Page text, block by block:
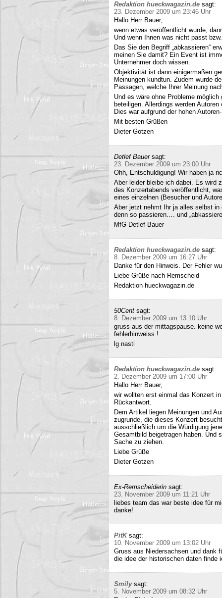
Redaktion hueckwagazin.de sagt:
23. Dezember 2009 um 23:46 Uhr
Hallo Herr Bauer,
wenn etwas veröffentlicht wurde,
Und wenn Ihnen was nicht passt
Das Sie den Begriff „abkassieren“
meinen Sie damit? Ein Event ist
Unternehmer doch wissen.
Objektivität ist dann einigermaßen
Meinungen kundtun. Zudem wurde
Passagen, welche Ihrer Meinung
Und es wäre ohne Probleme
beteiligen. Allerdings werden
Dies war aufgrund der hohen
Mit besten Grüßen
Dieter Gotzen
Detlef Bauer sagt:
23. Dezember 2009 um 23:00 Uhr
Ohh, Entschuldigung! Wir haben ja
Aber leider bleibe ich dabei. Es wird
des Konzertabends veröffentlicht,
eines einzelnen (Besucher und
Aber jetzt nehmt Ihr ja alles selbst
denn so passieren…. und
MfG Detlef Bauer
Redaktion hueckwagazin.de sagt:
8. Dezember 2009 um 16:27 Uhr
Danke für den Hinweis. Der Fehler
Liebe Grüße nach Remscheid
Redaktion hueckwagazin.de
50Cent sagt:
8. Dezember 2009 um 13:10 Uhr
gruss aus der mittagspause. keine
fehlerhinweiss !
lg nasti
Redaktion hueckwagazin.de sagt:
2. Dezember 2009 um 17:00 Uhr
Hallo Herr Bauer,
wir wollten erst einmal das Konzert
Rückantwort.
Dem Artikel liegen Meinungen und
zugrunde, die dieses Konzert
ausschließlich um die Würdigung
Gesamtbild beigetragen haben. Und
Sache zu ziehen.
Liebe Grüße
Dieter Gotzen
Ex-Remscheiderin sagt:
23. November 2009 um 11:21 Uhr
liebes team das war beste idee für
danke!
PitK sagt:
10. November 2009 um 13:02 Uhr
Gruss aus Niedersachsen und dank
die idee der historischen daten finde
Smily sagt:
5. November 2009 um 08:32 Uhr